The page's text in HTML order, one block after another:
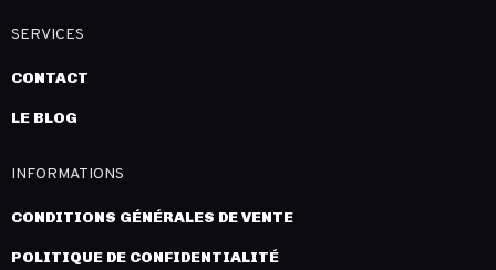
SERVICES
CONTACT
LE BLOG
INFORMATIONS
CONDITIONS GÉNÉRALES DE VENTE
POLITIQUE DE CONFIDENTIALITÉ